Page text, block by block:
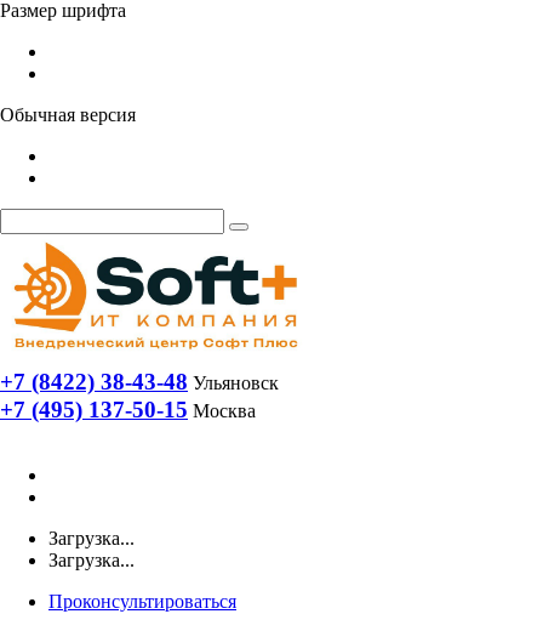
Размер шрифта
Обычная версия
+7 (8422) 38-43-48 Ульяновск
+7 (495) 137-50-15 Москва
Загрузка...
Загрузка...
Проконсультироваться